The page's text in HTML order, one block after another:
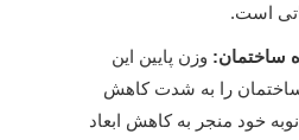
است.
ساختمان: وزن پایین این
ساختمان را به شدت کاهش
خود منجر به کاهش ابعاد